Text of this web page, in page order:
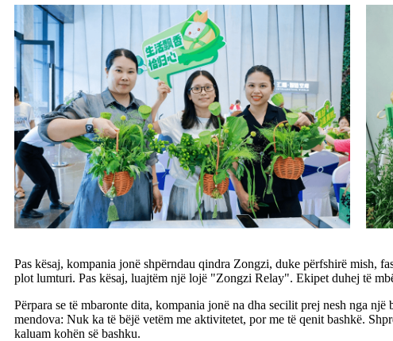
Pas kësaj, kompania jonë shpërndau qindra Zongzi, duke përfshirë mish,
plot lumturi. Pas kësaj, luajtëm një lojë "Zongzi Relay". Ekipet duhej të
Përpara se të mbaronte dita, kompania jonë na dha secilit prej nesh nga
mendova: Nuk ka të bëjë vetëm me aktivitetet, por me të qenit bashkë.
kaluam kohën së bashku.